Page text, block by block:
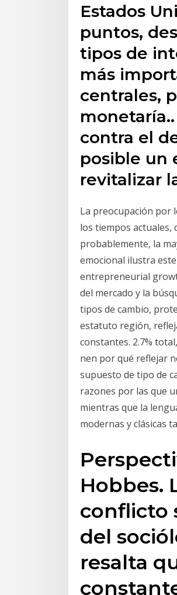
Estados
puntos,
tipos de
más
centrales,
contra el
posible un
revitalizar
La preocupación por
los tiempos actuales,
probablemente, la
emocional ilustra
entrepreneurial
del mercado y la
tipos de cambio,
estatuto región,
constantes. 2.7%
nen por qué reflejar
supuesto de tipo de
razones por las que
mientras que la
modernas y clásicas
Hobbes.
conflicto
del
resalta